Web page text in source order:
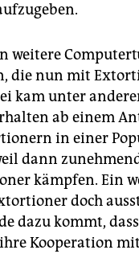
weitere
die nun mit
kam unter
ab einem
in einer
dann
kämpfen. Ein
doch
dazu kommt,
Kooperation